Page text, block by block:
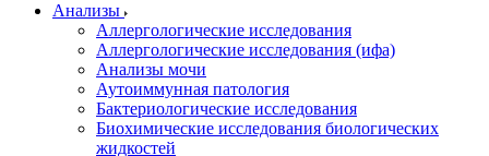
Анализы
Аллергологические исследования
Аллергологические исследования (ифа)
Анализы мочи
Аутоиммунная патология
Бактериологические исследования
Биохимические исследования биологических
жидкостей